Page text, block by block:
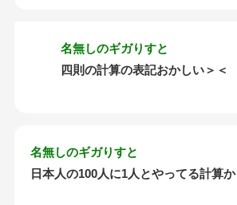
名無しのギガりすと
四則の計算の表記おかしい＞＜
名無しのギガりすと
日本人の100人に1人とやってる計算か